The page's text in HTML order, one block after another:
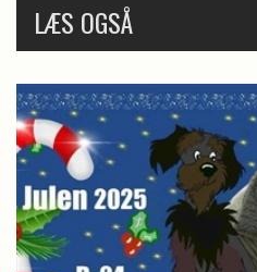
LÆS OGSÅ